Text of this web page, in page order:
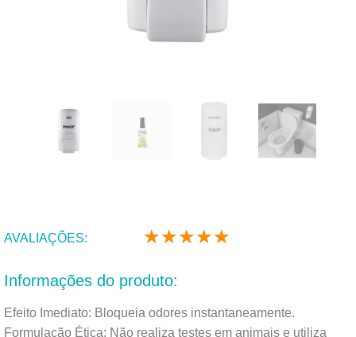
AVALIAÇÕES: ★★★★★
5
Informações do produto:
Efeito Imediato: Bloqueia odores instantaneamente.
Formulação Ética: Não realiza testes em animais e utiliza